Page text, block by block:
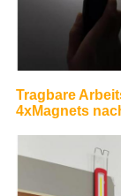
Tragbare
4xMagnets